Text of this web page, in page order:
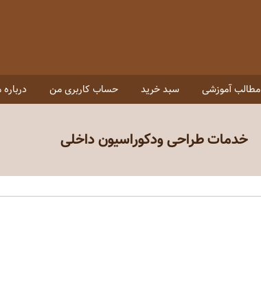
مطالب آموزشی سبد خرید حساب کاربری من درباره
خدمات طراحی ودکوراسیون داخلی